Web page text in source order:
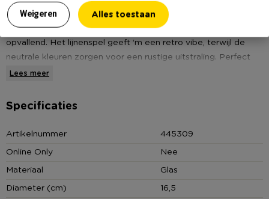
Weigeren Alles toestaan
Deze hoge vaas in beige met bruine lijnen is stijlvol én
opvallend. Het lijnenspel geeft ‘m een retro vibe, terwijl de
neutrale kleuren zorgen voor een rustige uitstraling. Perfect
voor een paar decoratieve takken of een droogboeket.
Contactgegevens
Xenos B.V, Schutweg 8, 5145NP Waalwijk, Nederland
www.xenos.nl/klantenservice
Lees meer
Specificaties
Artikelnummer
445309
Online Only
Nee
Materiaal
Glas
Diameter (cm)
16,5